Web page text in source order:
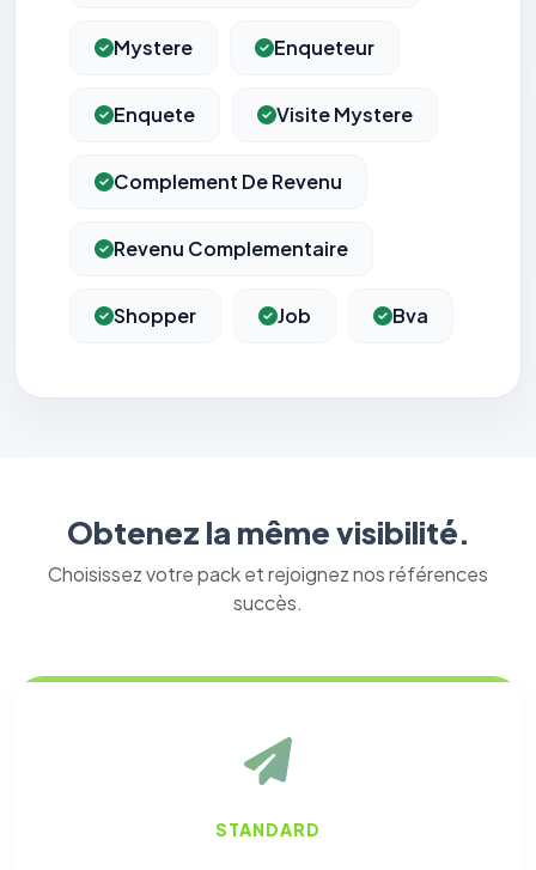
Mystere Enqueteur
Enquete Visite Mystere
Complement De Revenu
Revenu Complementaire
Shopper Job Bva
Obtenez la même visibilité.
Choisissez votre pack et rejoignez nos références
succès.
STANDARD